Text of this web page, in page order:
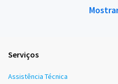
Serviços
Assistência Técnica